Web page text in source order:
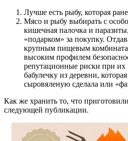
Лучше есть рыбу, которая
Мясо и рыбу выбирать с
кишечная палочка и
«подарком» за покупку.
крупным пищевым
высоким профилем
репутационные риски при
бабулечку из деревни,
сыровяленую сделала или
Как же хранить то, что
следующей публикации.